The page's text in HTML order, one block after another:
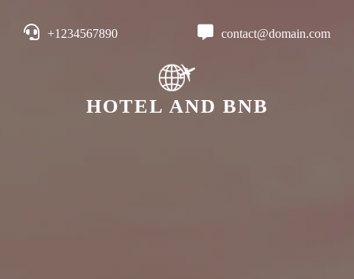
+1234567890 contact@domain.com
HOTEL AND BNB